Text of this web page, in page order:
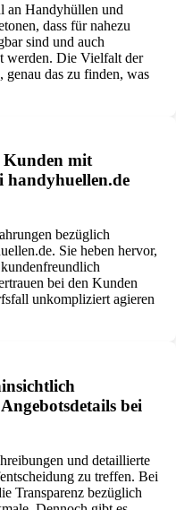
an Handyhüllen und
dass für nahezu
sind und auch
werden. Die Vielfalt der
das zu finden, was
Kunden mit
handyhuellen.de
bezüglich
Sie heben hervor,
bei den Kunden
unkompliziert agieren
bei
und detaillierte
zu treffen. Bei
Transparenz bezüglich